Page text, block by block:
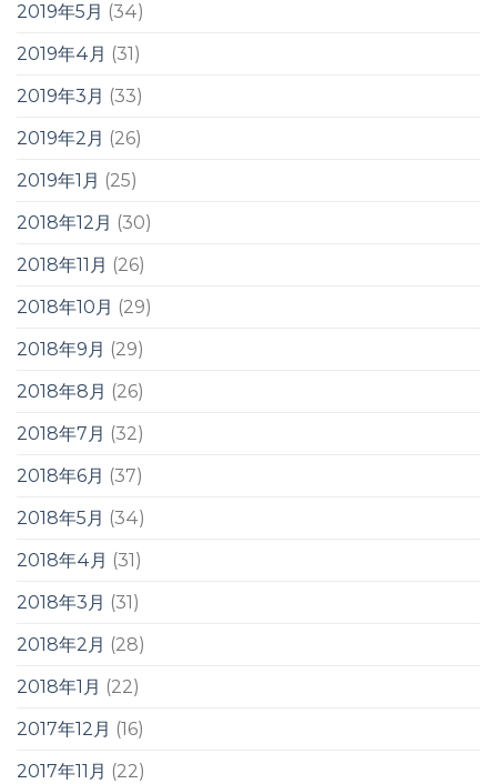
2019年5月 (34)
2019年4月 (31)
2019年3月 (33)
2019年2月 (26)
2019年1月 (25)
2018年12月 (30)
2018年11月 (26)
2018年10月 (29)
2018年9月 (29)
2018年8月 (26)
2018年7月 (32)
2018年6月 (37)
2018年5月 (34)
2018年4月 (31)
2018年3月 (31)
2018年2月 (28)
2018年1月 (22)
2017年12月 (16)
2017年11月 (22)